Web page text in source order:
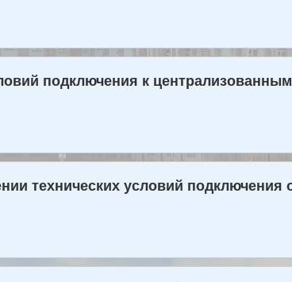
подключения к
технических условий подключения